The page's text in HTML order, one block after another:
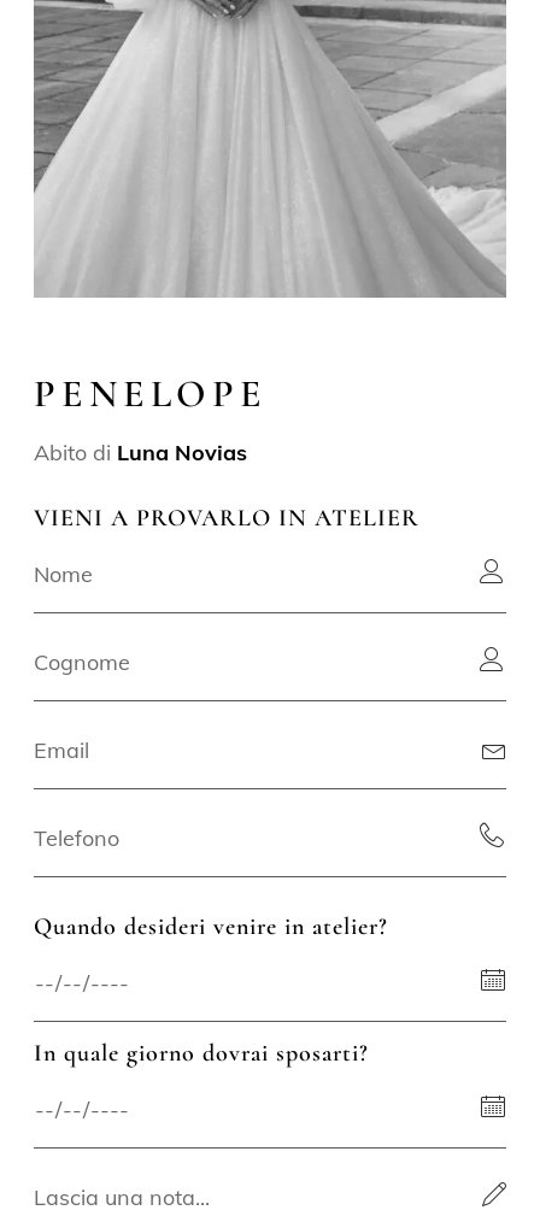
PENELOPE
Abito di Luna Novias
VIENI A PROVARLO IN ATELIER
Quando desideri venire in atelier?
In quale giorno dovrai sposarti?